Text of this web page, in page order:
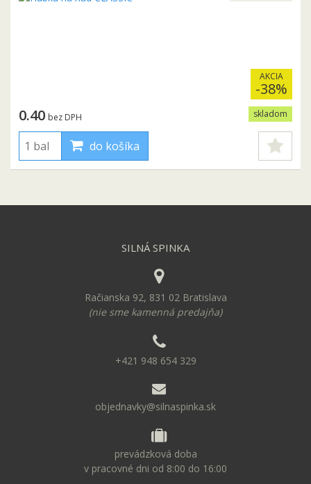
AKCIA
-38%
skladom
0.40 bez DPH
do košíka
SILNÁ SPINKA
Račianska 92, 831 02 Bratislava
(nie sme kamenná predajňa)
+421 948 654 329
objednavky@silnaspinka.sk
prevádzková doba
v pracovné dni od 8:00 do 16:00